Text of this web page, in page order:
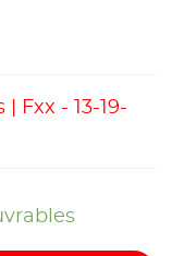
| Fxx - 13-19-